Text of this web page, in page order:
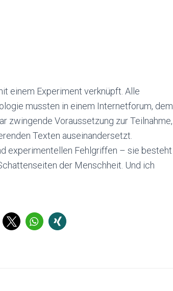
einem Experiment verknüpft. Alle
mussten in einem Internetforum, dem
zwingende Voraussetzung zur Teilnahme,
Texten auseinandersetzt.
experimentellen Fehlgriffen – sie besteht
der Menschheit. Und ich